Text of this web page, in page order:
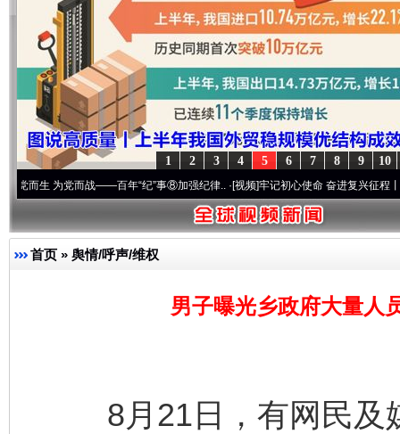
10
9
8
7
6
5
4
3
2
1
党而战——百年“纪”事⑧加强纪律..·[视频]牢记初心使命 奋进复兴征程丨“转折之城”
首页 » 舆情/呼声/维权
男子曝光乡政府大量人
8月21日，有网民及媒